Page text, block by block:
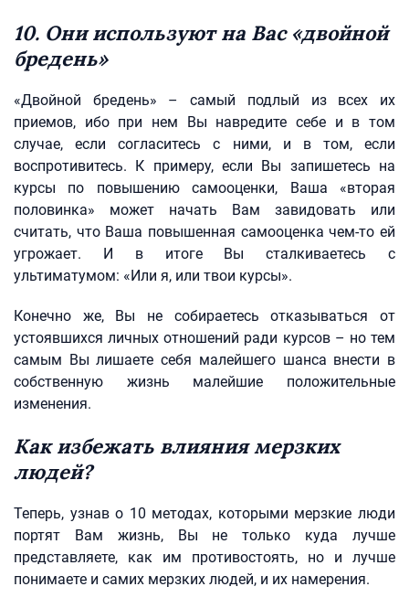
10. Они используют на Вас «двойной
бредень»
«Двойной бредень» – самый подлый из всех их
приемов, ибо при нем Вы навредите себе и в том
случае, если согласитесь с ними, и в том, если
воспротивитесь. К примеру, если Вы запишетесь на
курсы по повышению самооценки, Ваша «вторая
половинка» может начать Вам завидовать или
считать, что Ваша повышенная самооценка чем-то ей
угрожает. И в итоге Вы сталкиваетесь с
ультиматумом: «Или я, или твои курсы».
Конечно же, Вы не собираетесь отказываться от
устоявшихся личных отношений ради курсов – но тем
самым Вы лишаете себя малейшего шанса внести в
собственную жизнь малейшие положительные
изменения.
Как избежать влияния мерзких
людей?
Теперь, узнав о 10 методах, которыми мерзкие люди
портят Вам жизнь, Вы не только куда лучше
представляете, как им противостоять, но и лучше
понимаете и самих мерзких людей, и их намерения.